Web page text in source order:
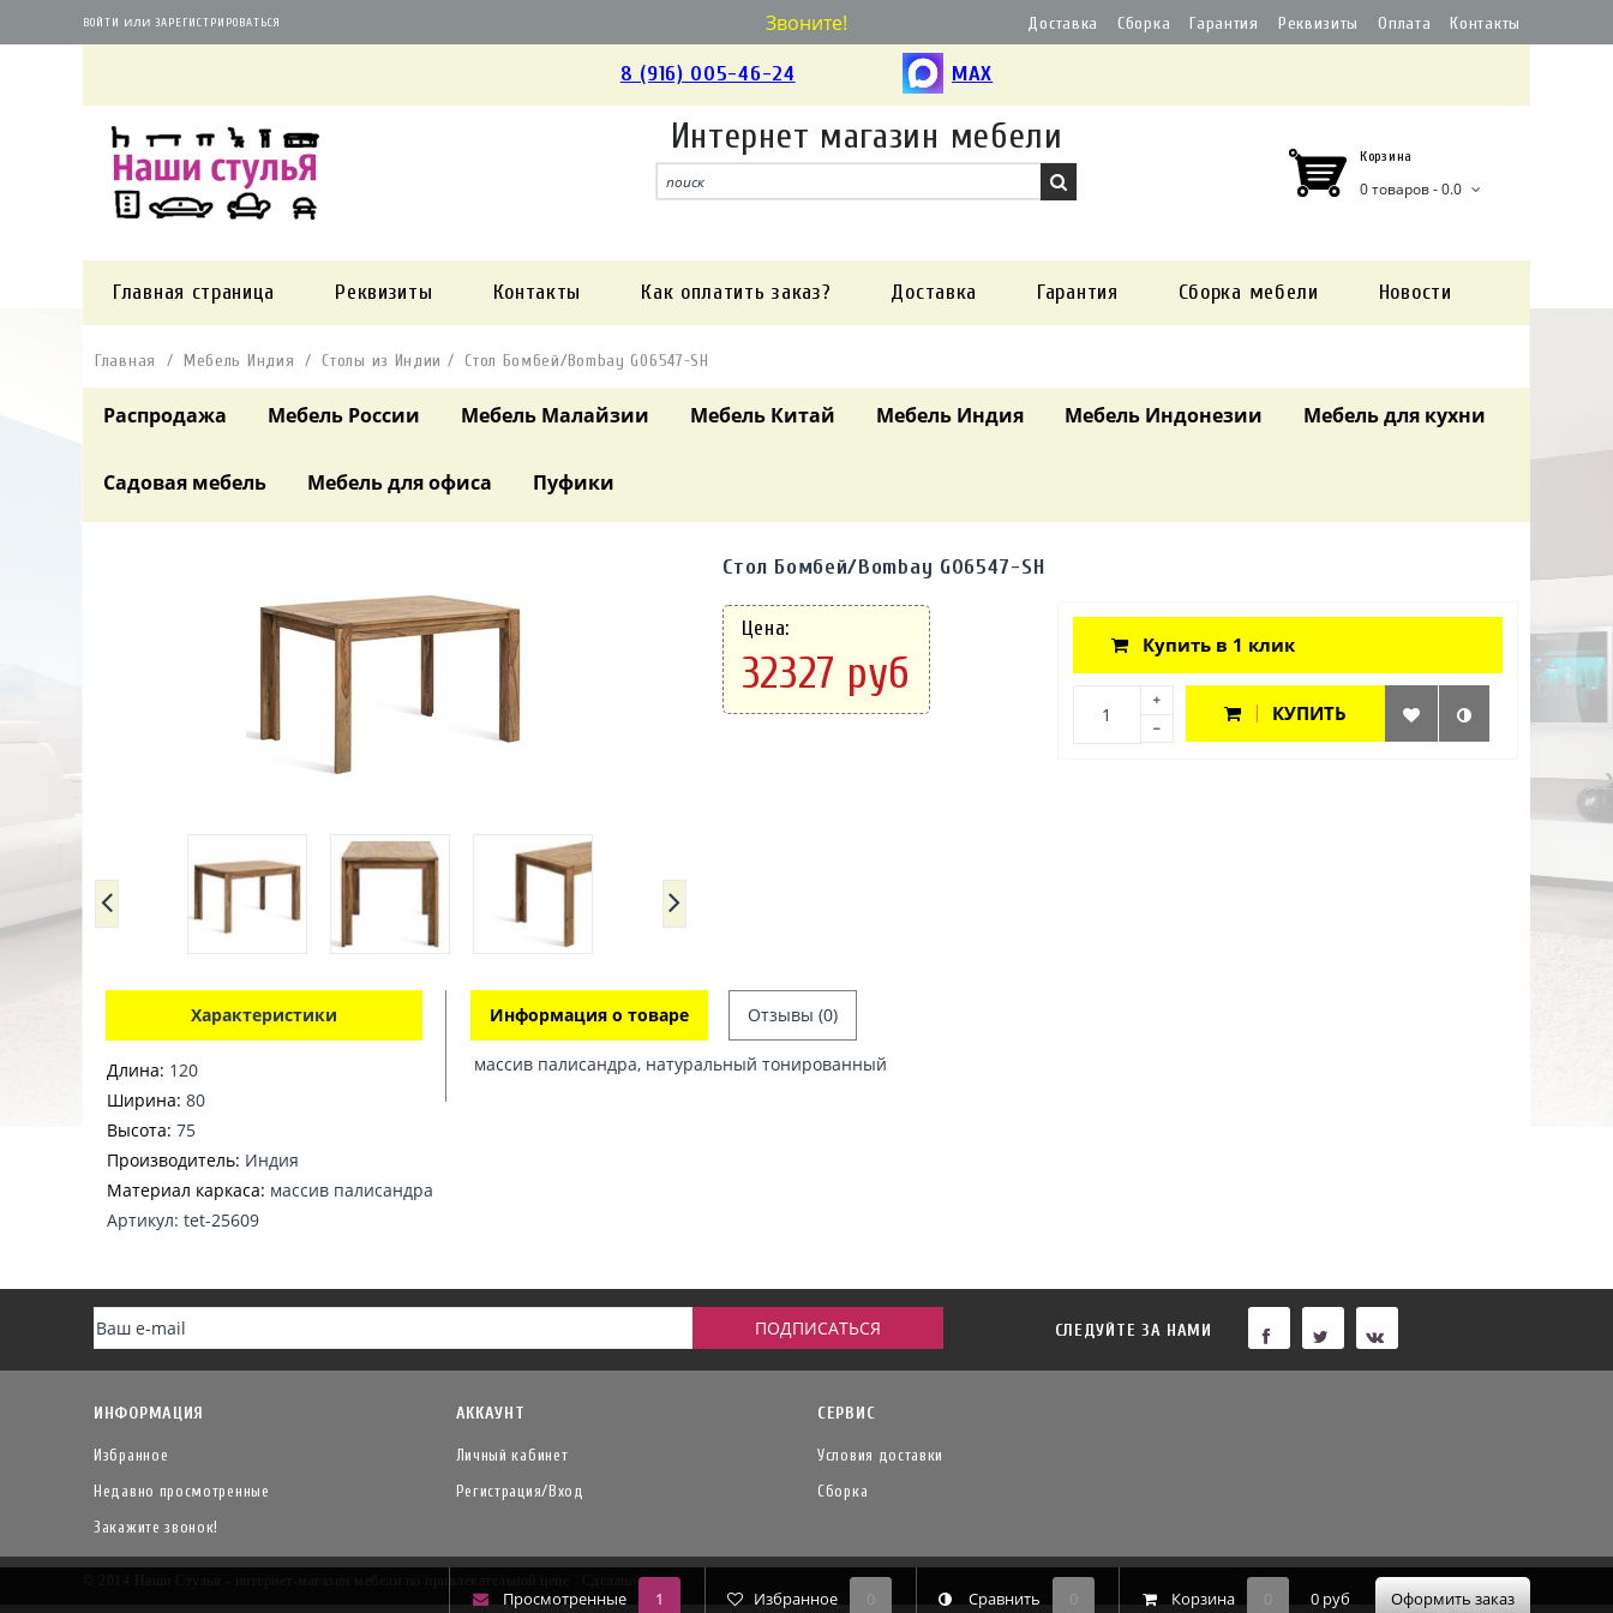
Звоните!
ВОЙТИ или ЗАРЕГИСТРИРОВАТЬСЯ Доставка Сборка Гарантия Реквизиты Оплата Контакты
8 (916) 005-46-24 MAX
Интернет магазин мебели Корзина
0 товаров - 0.0
Главная страница Реквизиты Контакты Как оплатить заказ? Доставка Гарантия Сборка мебели Новости
Главная Мебель Индия Столы из Индии Стол Бомбей/Bombay G06547-SH
Распродажа Мебель России Мебель Малайзии Мебель Китай Мебель Индия Мебель Индонезии Мебель для кухни
Садовая мебель Мебель для офиса Пуфики
Стол Бомбей/Bombay G06547-SH
Цена:
32327 руб
Купить в 1 клик
КУПИТЬ
Характеристики
Длина: 120
Ширина: 80
Высота: 75
Производитель: Индия
Материал каркаса: массив палисандра
Артикул: tet-25609
Информация о товаре Отзывы (0)
массив палисандра, натуральный тонированный
СЛЕДУЙТЕ ЗА НАМИ
Корзина 0 руб Оформить заказ
Сравнить
Избранное
Просмотренные 1
ИНФОРМАЦИЯ
Избранное
Недавно просмотренные
Закажите звонок!
АККАУНТ
Личный кабинет
Регистрация/Вход
СЕРВИС
Условия доставки
Сборка
Сделано вInsales-Booster